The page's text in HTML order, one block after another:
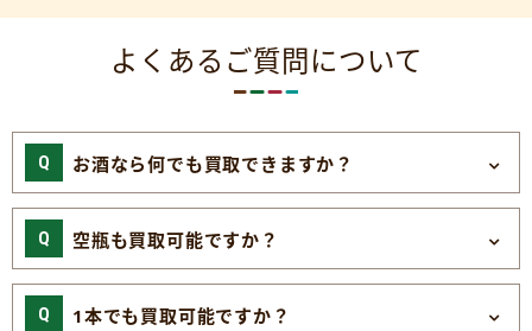
よくあるご質問について
お酒なら何でも買取できますか？
空瓶も買取可能ですか？
1本でも買取可能ですか？